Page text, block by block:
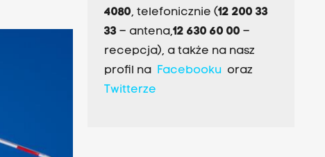
4080, telefonicznie (12 200 33
33– antena,12 630 60 00 –
recepcja), a także na nasz
profil na Facebookuoraz
Twitterze